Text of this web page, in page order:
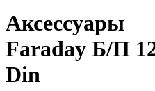
Аксессуары
Faraday Б/П
Din